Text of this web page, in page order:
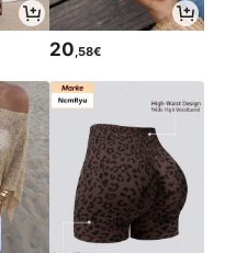
20 ,58€